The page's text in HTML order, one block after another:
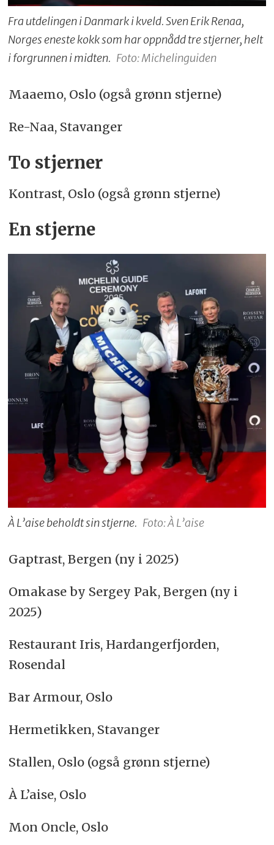
Fra utdelingen i Danmark i kveld. Sven Erik Renaa,
Norges eneste kokk som har oppnådd tre stjerner, helt
i forgrunnen i midten. Foto: Michelinguiden
Maaemo, Oslo (også grønn stjerne)
Re-Naa, Stavanger
To stjerner
Kontrast, Oslo (også grønn stjerne)
En stjerne
À L’aise beholdt sin stjerne. Foto: À L’aise
Gaptrast, Bergen (ny i 2025)
Omakase by Sergey Pak, Bergen (ny i
2025)
Restaurant Iris, Hardangerfjorden,
Rosendal
Bar Armour, Oslo
Hermetikken, Stavanger
Stallen, Oslo (også grønn stjerne)
À L’aise, Oslo
Mon Oncle, Oslo